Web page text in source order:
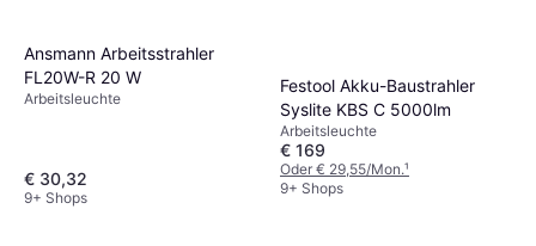
Ansmann Arbeitsstrahler
FL20W-R 20 W
Arbeitsleuchte
€ 30,32
9+ Shops
Festool Akku-Baustrahler
Syslite KBS C 5000lm
Arbeitsleuchte
€ 169
Oder € 29,55/Mon.¹
9+ Shops